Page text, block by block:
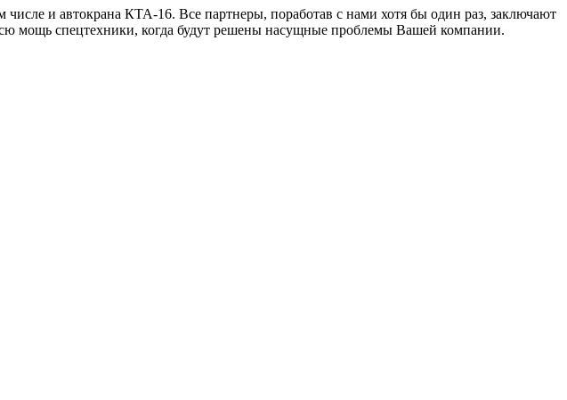
и автокрана КТА-16. Все партнеры, поработав с нами хотя бы один раз, заключают
мощь спецтехники, когда будут решены насущные проблемы Вашей компании.